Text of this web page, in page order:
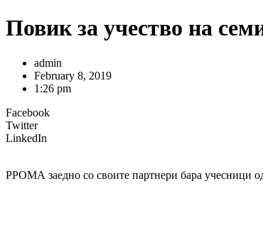
Повик за учество на
admin
February 8, 2019
1:26 pm
Facebook
Twitter
LinkedIn
РРОМА заедно со своите партнери бара учесници